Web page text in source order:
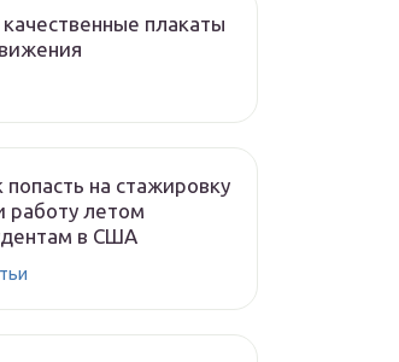
плакаты
попасть на стажировку
работу летом
в США